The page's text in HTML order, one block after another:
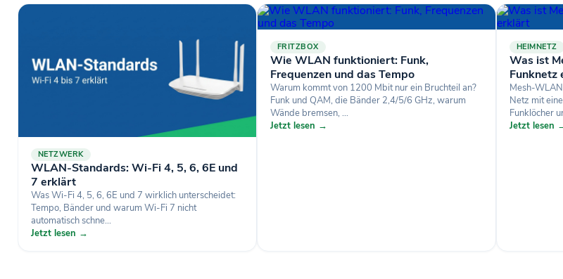
NETZWERK
WLAN-Standards: Wi-Fi 4, 5, 6, 6E und
7 erklärt
Was Wi-Fi 4, 5, 6, 6E und 7 wirklich unterscheidet:
Tempo, Bänder und warum Wi-Fi 7 nicht
automatisch schne...
Jetzt lesen →
FRITZBOX
Wie WLAN funktioniert: Funk,
Frequenzen und das Tempo
Warum kommt von 1200 Mbit nur ein Bruchteil an?
Funk und QAM, die Bänder 2,4/5/6 GHz, warum
Wände bremsen, ...
Jetzt lesen →
HEIMNETZ
Was ist
Funknetz
Mesh-
Netz mit
Funklöcher
Jetzt lesen